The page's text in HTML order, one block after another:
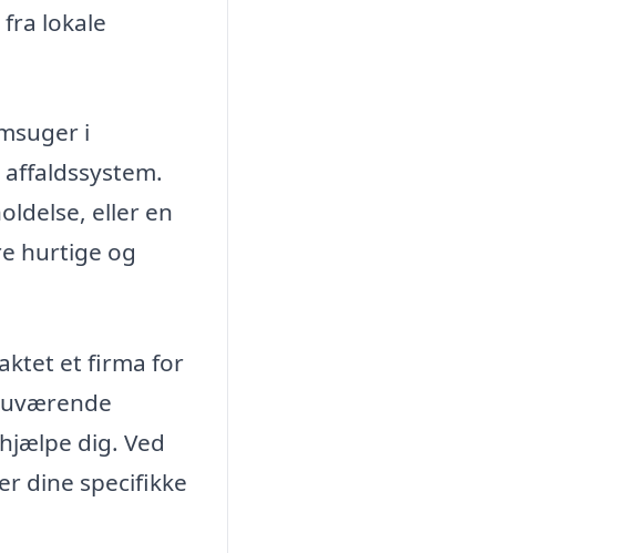
lokale
i
eller en
hurtige og
et firma for
dig. Ved
dine specifikke